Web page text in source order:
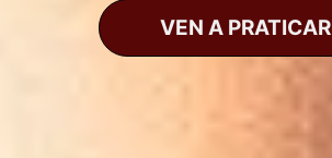
VEN A PRATICAR